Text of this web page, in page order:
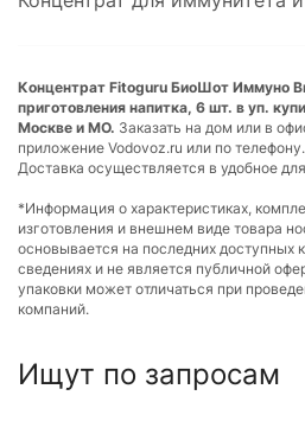
Концентрат Fitoguru БиоШот Иммуно
приготовления напитка, 6 шт. в уп.
Москве и МО. Заказать на дом или в
приложение Vodovoz.ru или по
Доставка осуществляется в удобное
*Информация о характеристиках,
изготовления и внешнем виде товара
основывается на последних доступных
сведениях и не является публичной
упаковки может отличаться при
компаний.
Ищут по запросам